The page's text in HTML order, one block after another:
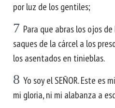
por luz de los gentiles;
7 Para que abras los ojos
saques de la cárcel a los
los asentados en tinieblas.
8 Yo soy el SEÑOR. Este es
mi gloria, ni mi alabanza a